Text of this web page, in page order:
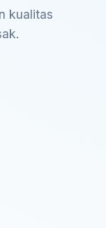
kualitas